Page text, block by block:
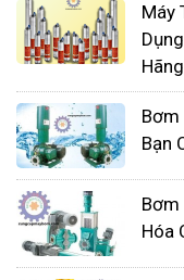
giống nhau và
Trên một trục
giai đoạn bổ
cao đầu khoảng
nhiều tầng cũng
thì hút đôi trên
máy bơm đã và
dưỡng loại máy
Máy
Hãng
Bơm
Bạn
Bơm
Hóa